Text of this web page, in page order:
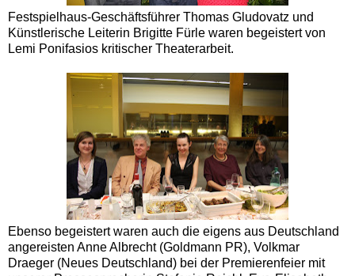
Festspielhaus-Geschäftsführer Thomas Gludovatz und
Künstlerische Leiterin Brigitte Fürle waren begeistert von
Lemi Ponifasios kritischer Theaterarbeit.
Ebenso begeistert waren auch die eigens aus Deutschland
angereisten Anne Albrecht (Goldmann PR), Volkmar
Draeger (Neues Deutschland) bei der Premierenfeier mit